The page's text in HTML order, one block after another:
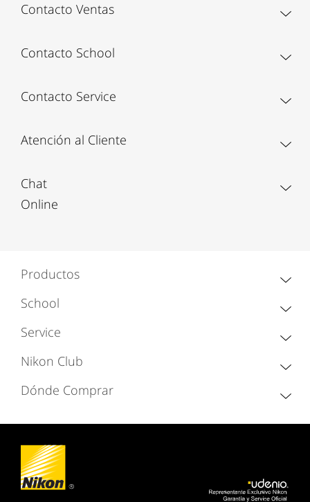
Contacto Ventas
Contacto School
Contacto Service
Atención al Cliente
Chat
Online
Productos
School
Service
Nikon Club
Dónde Comprar